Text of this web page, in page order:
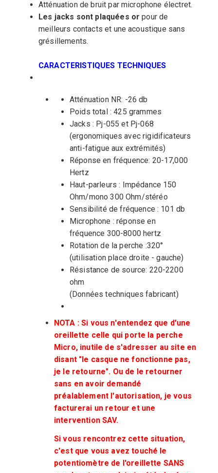
Atténuation de bruit par microphone électret.
Les jacks sont plaquées orpour de
meilleurs contacts et une acoustique sans
grésillements.
CARACTERISTIQUES TECHNIQUES
Atténuation NR: -26 db
Poids total : 425 grammes
Jacks : Pj-055 et Pj-068
(ergonomiques avec rigidificateurs
anti-fatigue aux extrémités)
Réponse en fréquence: 20-17,000
Hertz
Haut-parleurs : Impédance 150
Ohm/mono 300 Ohm/stéréo
Sensibilité de fréquence : 101 db
Microphone : réponse en
fréquence 300-8000 hertz
Rotation de la perche :320°
(utilisation place droite - gauche)
Résistance de source: 220-2200
ohm
(Données techniques fabricant)
NOTA : Si vous n'entendez que d'une
oreillette celle qui porte la perche
Micro, inutile de s'adresser au site en
disant "le casque ne fonctionne pas,
je le retourne". Ou de le retourner
sans en avoir demandé
préalablement l'autorisation, je vous
facturerai un retour et une
intervention SAV.
Si vous rencontrez cette situation,
c'est que vous avez touché le
potentiomètre de l'oreillette SANS